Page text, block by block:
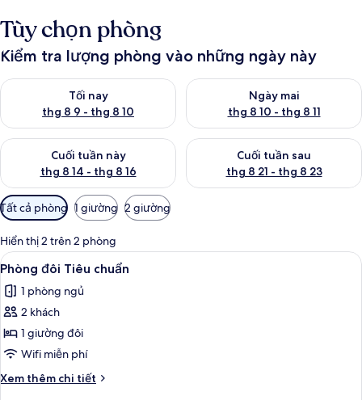
Tùy chọn phòng
Kiểm tra lượng phòng vào những ngày này
Tối nay
thg 8 9 - thg 8 10
Kiểm tra lượng phòng tối nay từ thg 8 9 - thg 8 10
Ngày mai
thg 8 10 - thg 8 11
Kiểm tra lượng phòng ngày
Cuối tuần này
thg 8 14 - thg 8 16
Kiểm tra lượng phòng cuối tuần này từ thg 8 14 - thg 8 16
Cuối tuần sau
thg 8 21 - thg 8 23
Kiểm tra lượng phòng cuối
Bộ
lọc
có
thể
dùng
để
lọc
tìm
phòng
Tất cả phòng 1 giường 2 giường
Hiển thị 2 trên 2 phòng
Xem
tất
cả
ảnh
Phòng
đôi
Tiêu
chuẩn
Phòng đôi Tiêu chuẩn | Nôi/giường
4
Phòng đôi Tiêu chuẩn
1 phòng ngủ
2 khách
1 giường đôi
Wifi miễn phí
Xem thêm chi tiết
Chi